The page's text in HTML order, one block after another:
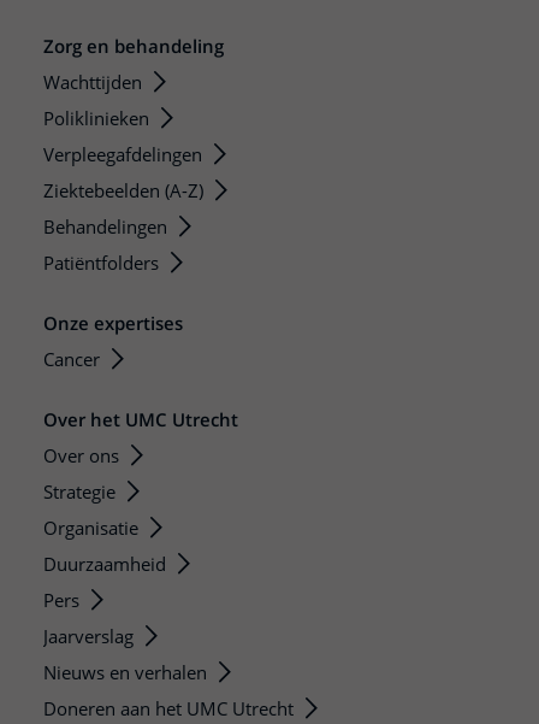
Zorg en behandeling
Wachttijden
Poliklinieken
Verpleegafdelingen
Ziektebeelden (A-Z)
Behandelingen
Patiëntfolders
Onze expertises
Cancer
Over het UMC Utrecht
Over ons
Strategie
Organisatie
Duurzaamheid
Pers
Jaarverslag
Nieuws en verhalen
Doneren aan het UMC Utrecht